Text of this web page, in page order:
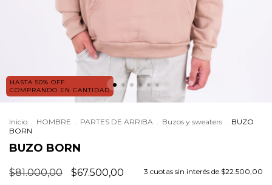
HASTA 50% OFF
COMPRANDO EN CANTIDAD
Inicio . HOMBRE . PARTES DE ARRIBA . Buzos y sweaters . BUZO
BORN
BUZO BORN
$81.000,00 $67.500,00 3 cuotas sin interés de $22.500,00